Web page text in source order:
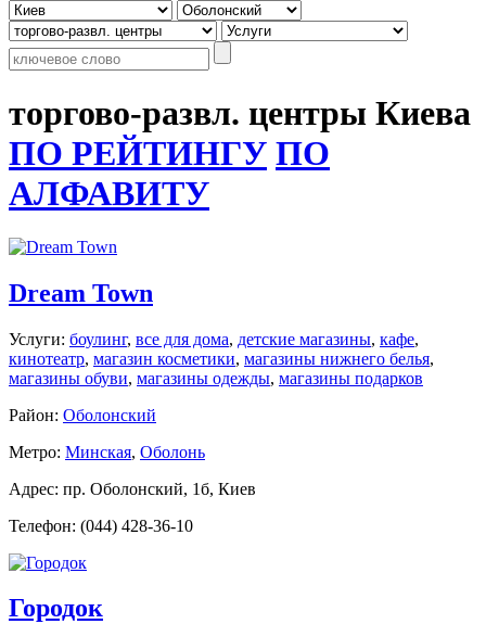
торгово-развл. центры Киева
ПО РЕЙТИНГУ ПО
АЛФАВИТУ
Dream Town
Услуги: боулинг, все для дома, детские магазины, кафе,
кинотеатр, магазин косметики, магазины нижнего белья,
магазины обуви, магазины одежды, магазины подарков
Район: Оболонский
Метро: Минская, Оболонь
Адрес: пр. Оболонский, 1б, Киев
Телефон: (044) 428-36-10
Городок